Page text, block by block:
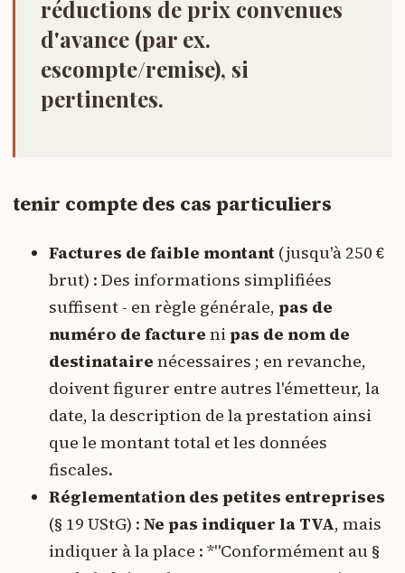
réductions de prix convenues
d'avance (par ex.
escompte/remise), si
pertinentes.
tenir compte des cas particuliers
Factures de faible montant (jusqu'à 250 €
brut) : Des informations simplifiées
suffisent - en règle générale, pas de
numéro de facture nipas de nom de
destinataire nécessaires ; en revanche,
doivent figurer entre autres l'émetteur, la
date, la description de la prestation ainsi
que le montant total et les données
fiscales.
Réglementation des petites entreprises
(§ 19 UStG) : Ne pas indiquer la TVA, mais
indiquer à la place : *"Conformément au §